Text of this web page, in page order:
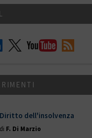
Diritto dell'insolvenza
di F. Di Marzio